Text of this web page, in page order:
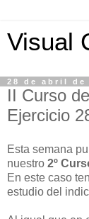
Visual
28 de abril de
II Curso
Ejercicio
Esta semana
nuestro 2º
En este caso
estudio del